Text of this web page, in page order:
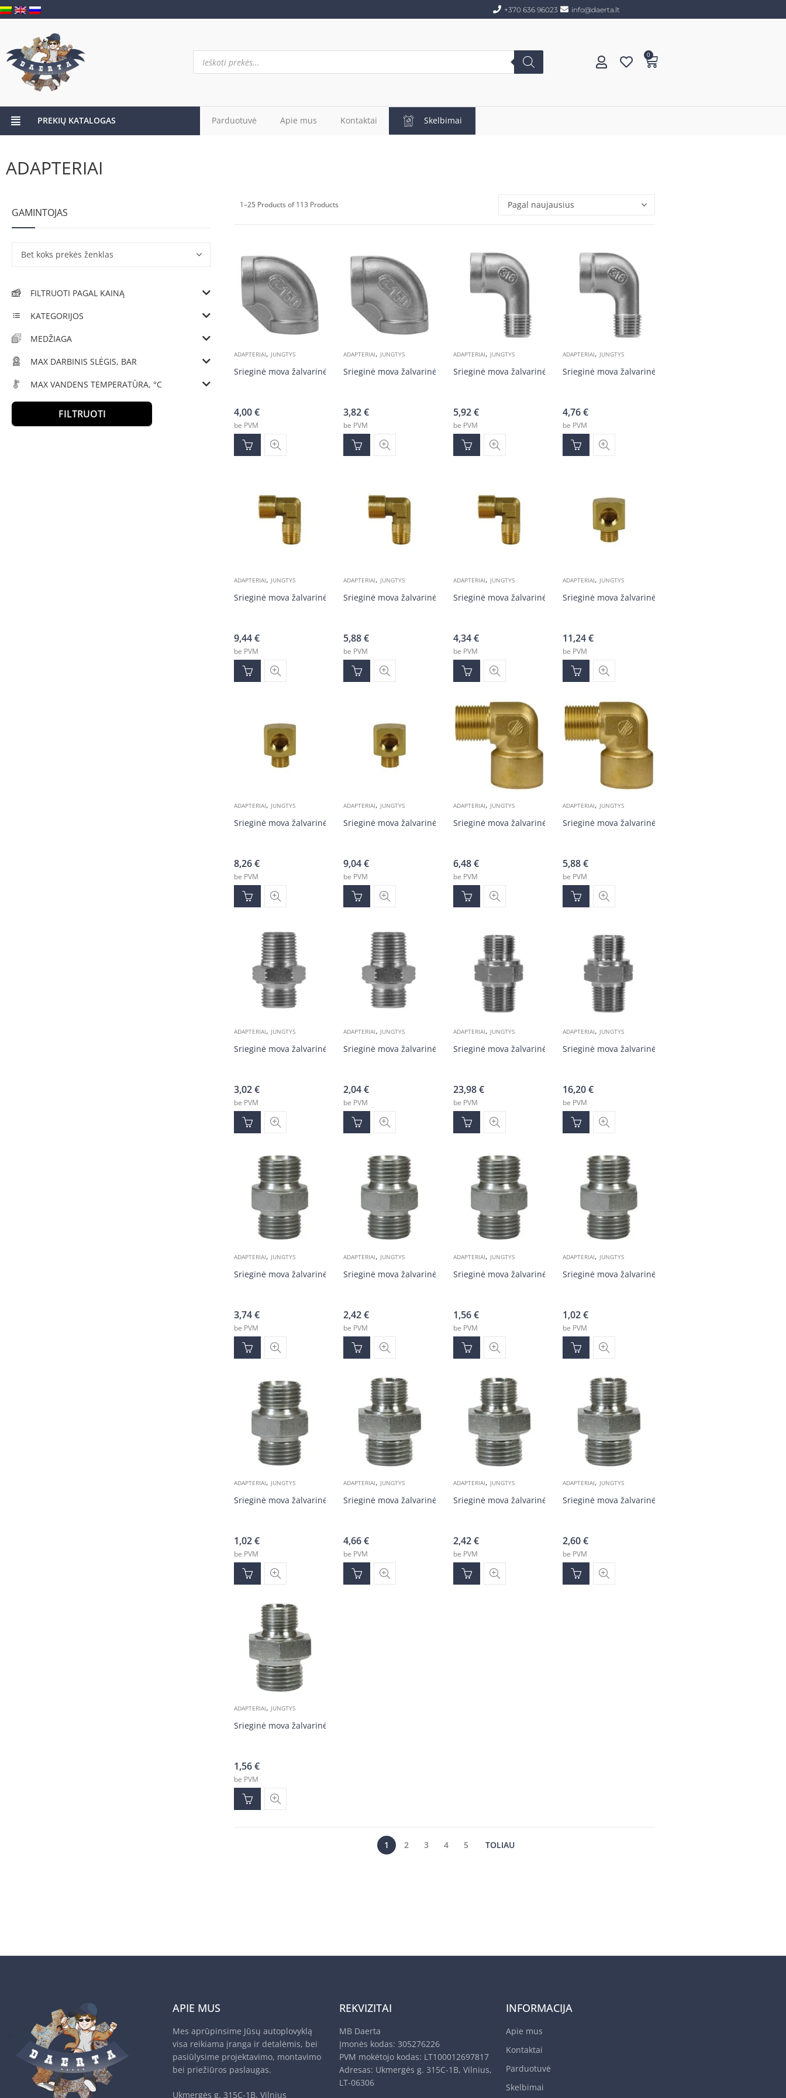
+370 636 96023 info@daerta.lt
0
PREKIŲ KATALOGAS Parduotuvė Apie mus Kontaktai Skelbimai
ADAPTERIAI
GAMINTOJAS
FILTRUOTI PAGAL KAINĄ
KATEGORIJOS
MEDŽIAGA
MAX DARBINIS SLĖGIS, BAR
MAX VANDENS TEMPERATŪRA, °C
FILTRUOTI
1–25 Products of 113 Products
ADAPTERIAI, JUNGTYS
Srieginė mova žalvarinė 3/8v-3/8v
4,00€
be PVM
ADAPTERIAI, JUNGTYS
Srieginė mova žalvarinė 1/4v-1/4v
3,82€
be PVM
ADAPTERIAI, JUNGTYS
Srieginė mova žalvarinė 3/8v-3/8v
5,92€
be PVM
ADAPTERIAI, JUNGTYS
Srieginė mova žalvarinė 1/4v-1/4v
4,76€
be PVM
ADAPTERIAI, JUNGTYS
Srieginė mova žalvarinė 1/2v-1/2v
9,44€
be PVM
ADAPTERIAI, JUNGTYS
Srieginė mova žalvarinė 3/8v-3/8v
5,88€
be PVM
ADAPTERIAI, JUNGTYS
Srieginė mova žalvarinė 1/4v-1/4v
4,34€
be PVM
ADAPTERIAI, JUNGTYS
Srieginė mova žalvarinė 3/8v-3/8v
11,24€
be PVM
ADAPTERIAI, JUNGTYS
Srieginė mova žalvarinė 1/4v-1/4v
8,26€
be PVM
ADAPTERIAI, JUNGTYS
Srieginė mova žalvarinė 1/8v-1/8v
9,04€
be PVM
ADAPTERIAI, JUNGTYS
Srieginė mova žalvarinė 3/8v-3/8v
6,48€
be PVM
ADAPTERIAI, JUNGTYS
Srieginė mova žalvarinė 1/4v-1/4v
5,88€
be PVM
ADAPTERIAI, JUNGTYS
Srieginė mova žalvarinė 3/8v-3/8v
3,02€
be PVM
ADAPTERIAI, JUNGTYS
Srieginė mova žalvarinė 1/2v-1/2v
2,04€
be PVM
ADAPTERIAI, JUNGTYS
Srieginė mova žalvarinė 1/2v-1/2v
23,98€
be PVM
ADAPTERIAI, JUNGTYS
Srieginė mova žalvarinė 3/8v-3/8v
16,20€
be PVM
ADAPTERIAI, JUNGTYS
Srieginė mova žalvarinė 3/4v-3/4v
3,74€
be PVM
ADAPTERIAI, JUNGTYS
Srieginė mova žalvarinė 1/2v-1/2v
2,42€
be PVM
ADAPTERIAI, JUNGTYS
Srieginė mova žalvarinė 3/8v-3/8v
1,56€
be PVM
ADAPTERIAI, JUNGTYS
Srieginė mova žalvarinė 1/4v-1/4v
1,02€
be PVM
ADAPTERIAI, JUNGTYS
Srieginė mova žalvarinė 1/8v-1/8v
1,02€
be PVM
ADAPTERIAI, JUNGTYS
Srieginė mova žalvarinė 3/8v-3/4v
4,66€
be PVM
ADAPTERIAI, JUNGTYS
Srieginė mova žalvarinė 3/8v-1/2v
2,42€
be PVM
ADAPTERIAI, JUNGTYS
Srieginė mova žalvarinė 1/4v-1/2v
2,60€
be PVM
ADAPTERIAI, JUNGTYS
Srieginė mova žalvarinė 1/4v-3/8v
1,56€
be PVM
1 2 3 4 5 TOLIAU
APIE MUS
Mes aprūpinsime Jūsų autoplovyklą
visa reikiama įranga ir detalėmis, bei
pasiūlysime projektavimo, montavimo
bei priežiūros paslaugas.
Ukmergės g. 315C-1B, Vilnius
REKVIZITAI
MB Daerta
Įmonės kodas: 305276226
PVM mokėtojo kodas: LT100012697817
Adresas: Ukmergės g. 315C-1B, Vilnius,
LT-06306
INFORMACIJA
Apie mus
Kontaktai
Parduotuvė
Skelbimai